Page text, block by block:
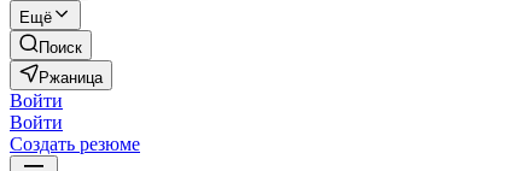
Ещё
Поиск
Ржаница
Войти
Войти
Создать резюме